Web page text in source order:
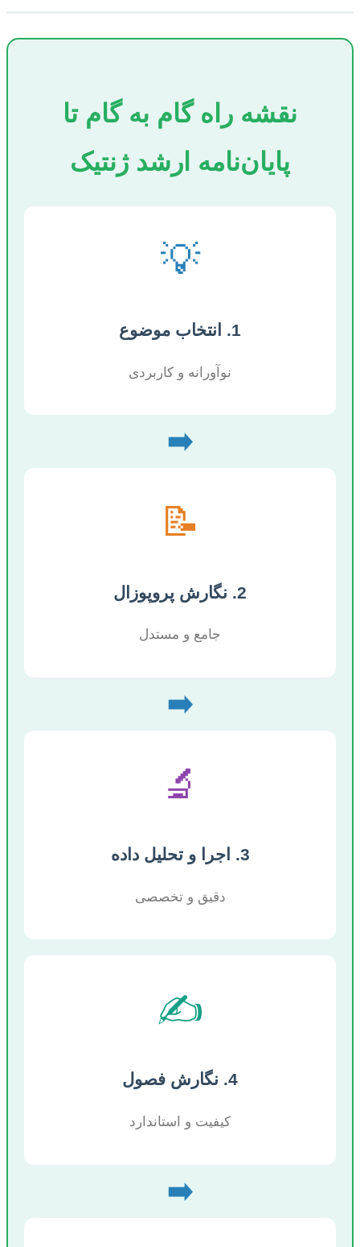
نقشه راه گام به گام تا
پایان‌نامه ارشد ژنتیک
💡
1. انتخاب موضوع
نوآورانه و کاربردی
➡️
📝
2. نگارش پروپوزال
جامع و مستدل
➡️
🔬
3. اجرا و تحلیل داده
دقیق و تخصصی
✍️
4. نگارش فصول
کیفیت و استاندارد
➡️